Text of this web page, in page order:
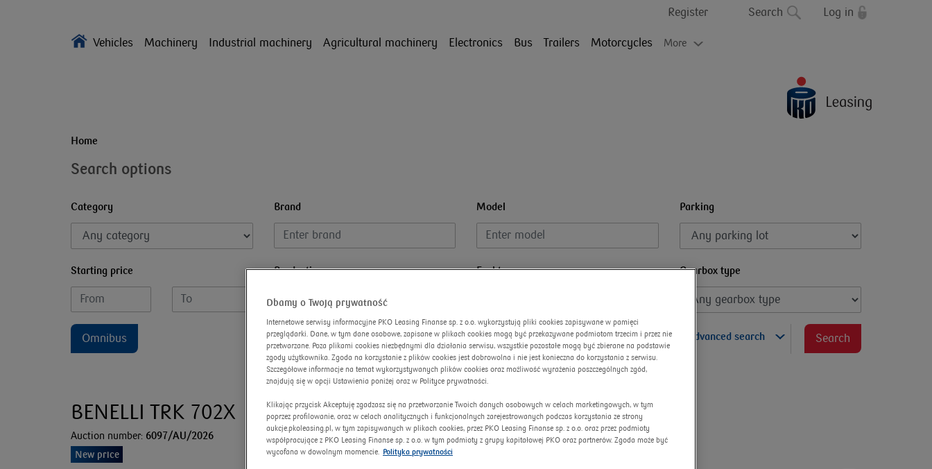
Register Search Log in
Vehicles Machinery Industrial machinery Agricultural machinery Electronics Bus Trailers Motorcycles More
Home
Search options
Category Brand Model Parking
Starting price Production year Fuel type Gearbox type
Omnibus advanced search Search
BENELLI TRK 702X
Auction number: 6097/AU/2026
New price
Dbamy o Twoją prywatność
Internetowe serwisy informacyjne PKO Leasing Finanse sp. z o.o. wykorzystują pliki cookies zapisywane w pamięci
przeglądarki. Dane, w tym dane osobowe, zapisane w plikach cookies mogą być przekazywane podmiotom trzecim i przez nie
przetwarzane. Poza plikami cookies niezbędnymi dla działania serwisu, wszystkie pozostałe mogą być zbierane na podstawie
zgody użytkownika. Zgoda na korzystanie z plików cookies jest dobrowolna i nie jest konieczna do korzystania z serwisu.
Szczegółowe informacje na temat wykorzystywanych plików cookies oraz możliwość wyrażenia poszczególnych zgód,
znajdują się w opcji Ustawienia poniżej oraz w Polityce prywatności.
Klikając przycisk Akceptuję zgadzasz się na przetwarzanie Twoich danych osobowych w celach marketingowych, w tym
poprzez profilowanie, oraz w celach analitycznych i funkcjonalnych zarejestrowanych podczas korzystania ze strony
aukcje.pkoleasing.pl, w tym zapisywanych w plikach cookies, przez PKO Leasing Finanse sp. z o.o. oraz przez podmioty
współpracujące z PKO Leasing Finanse sp. z o.o. w tym podmioty z grupy kapitałowej PKO oraz partnerów. Zgoda może być
wycofana w dowolnym momencie.
Polityka prywatności